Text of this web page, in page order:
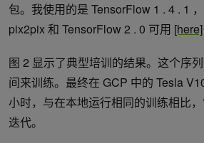
包。我使用的是 TensorFlow 1 . 4 . 1
pix2pix 和 TensorFlow 2 . 0 可用 [here]
图 2 显示了典型培训的结果。这个序
间来训练。最终在 GCP 中的 Tesla
小时，与在本地运行相同的训练相比
迭代。